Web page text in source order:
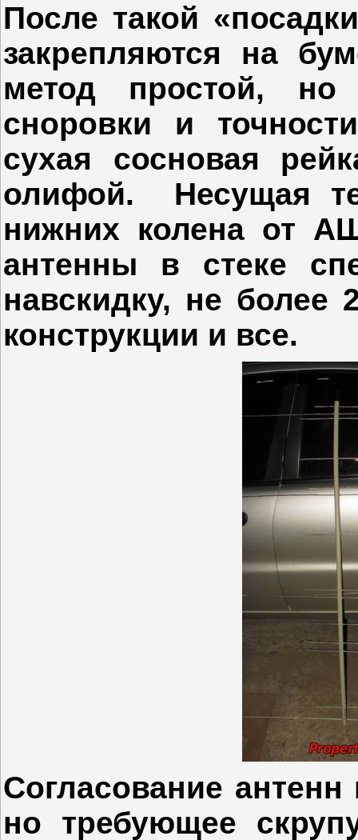
После такой
закрепляются на
метод простой, но
сноровки и
сухая сосновая
олифой. Несущая
нижних колена от
антенны в стеке
навскидку, не более
конструкции и все.
Согласование
но требующее